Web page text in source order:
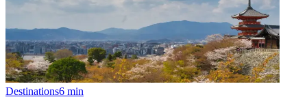
Destinations6 min